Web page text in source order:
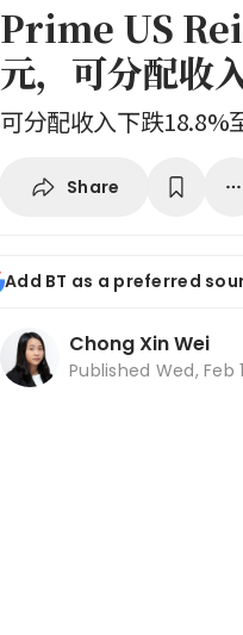
Prime US
元，可分配收
可分配收入下跌18.8%
Share
Add BT as a preferred
Chong Xin Wei
Published Wed, Feb